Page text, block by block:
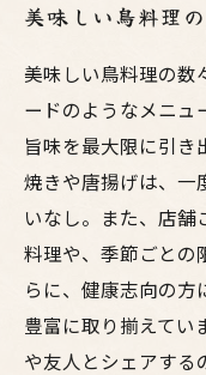
美味しい鳥料理
美味しい鳥料理の数
ードのようなメニュ
旨味を最大限に引き
焼きや唐揚げは、一
いなし。また、店舗
料理や、季節ごとの
らに、健康志向の方
豊富に取り揃えてい
や友人とシェアする